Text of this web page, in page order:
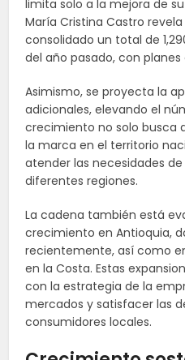
limita solo a la mejora de
María Cristina Castro
consolidado un total de
del año pasado, con
Asimismo, se proyecta la
adicionales, elevando el
crecimiento no solo busca
la marca en el territorio
atender las necesidades
diferentes regiones.
La cadena también está
crecimiento en Antioquia,
recientemente, así como
en la Costa. Estas
con la estrategia de la
mercados y satisfacer las
consumidores locales.